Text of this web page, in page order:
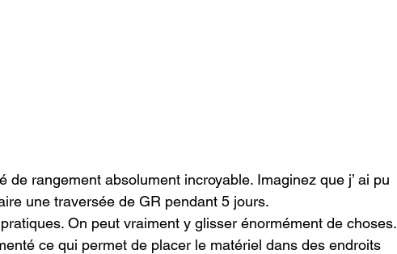
de rangement absolument incroyable. Imaginez que j’ ai pu
une traversée de GR pendant 5 jours.
On peut vraiment y glisser énormément de choses.
ce qui permet de placer le matériel dans des endroits